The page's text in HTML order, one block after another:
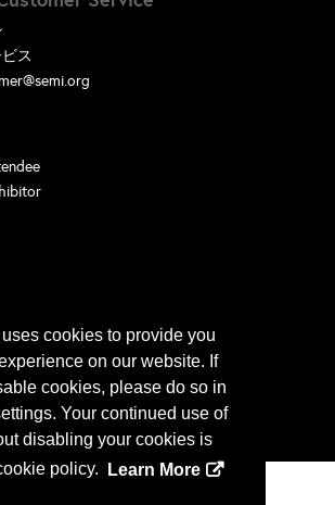
cookies to provide you
on our website. If
cookies, please do so in
Your continued use of
disabling your cookies is
policy.
Learn More
ス